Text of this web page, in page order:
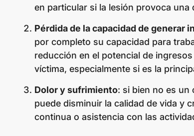
en particular si la lesión provoca una
Pérdida de la capacidad de generar
por completo su capacidad para
reducción en el potencial de
víctima, especialmente si es la
Dolor y sufrimiento: si bien no es
puede disminuir la calidad de vida y
continua o asistencia con las